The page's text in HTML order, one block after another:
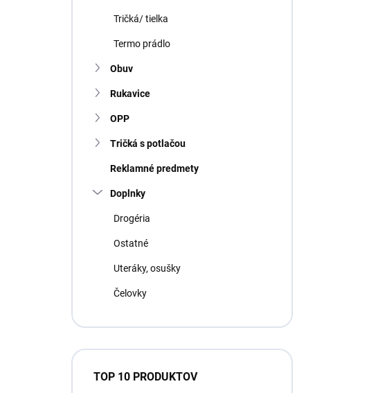
Tričká/ tielka
Termo prádlo
Obuv
Rukavice
OPP
Tričká s potlačou
Reklamné predmety
Doplnky
Drogéria
Ostatné
Uteráky, osušky
Čelovky
TOP 10 PRODUKTOV